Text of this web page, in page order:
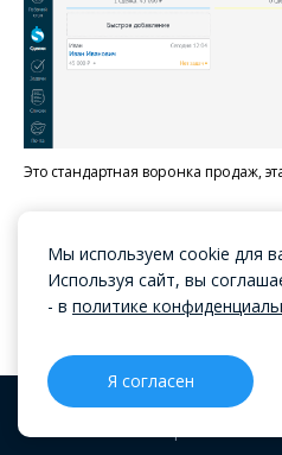
Это стандартная воронка продаж,
аналитики, отчёты. Есть
воронке продаж,
Есть сводные отчёты по
контактам, количеству
Мы используем cookie для
Используя сайт, вы
- в политике
Я согласен